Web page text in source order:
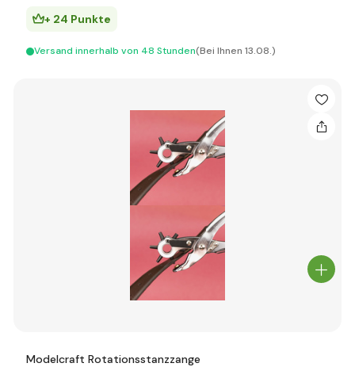
+ 24 Punkte
Versand innerhalb von 48 Stunden(Bei Ihnen 13.08.)
Modelcraft Rotationsstanzzange